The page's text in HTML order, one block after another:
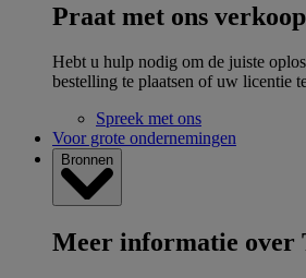
Praat met ons
Hebt u hulp nodig om de juiste
bestelling te plaatsen of uw licentie
Spreek met ons
Voor grote ondernemingen
Bronnen
Meer informatie over